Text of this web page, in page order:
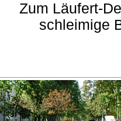
Zum Läufert-
schleimige